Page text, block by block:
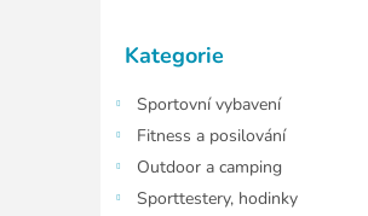
kategorie
Kategorie
Sportovní vybavení
Fitness a posilování
Outdoor a camping
Sporttestery, hodinky